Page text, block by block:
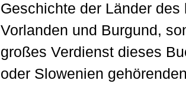
Geschichte der Länder
Vorlanden und Burgund,
großes Verdienst dieses
oder Slowenien